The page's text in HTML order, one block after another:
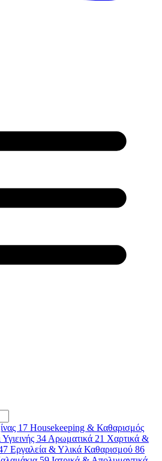
17 Housekeeping & Καθαρισμός
34 Αρωματικά 21 Χαρτικά &
Εργαλεία & Υλικά Καθαρισμού 86